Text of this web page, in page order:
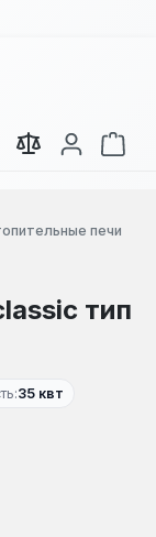
вас есть товары
В
печи
тип
35 квт